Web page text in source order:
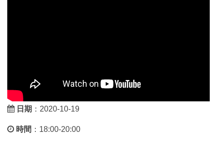
日期 ：2020-10-19
時間 ：18:00-20:00